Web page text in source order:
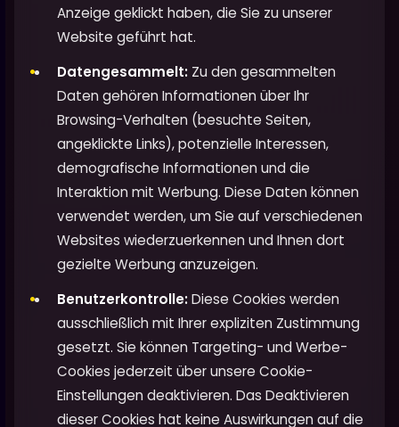
Anzeige geklickt haben, die Sie zu unserer
Website geführt hat.
Datengesammelt: Zu den gesammelten
Daten gehören Informationen über Ihr
Browsing-Verhalten (besuchte Seiten,
angeklickte Links), potenzielle Interessen,
demografische Informationen und die
Interaktion mit Werbung. Diese Daten können
verwendet werden, um Sie auf verschiedenen
Websites wiederzuerkennen und Ihnen dort
gezielte Werbung anzuzeigen.
Benutzerkontrolle:Diese Cookies werden
ausschließlich mit Ihrer expliziten Zustimmung
gesetzt. Sie können Targeting- und Werbe-
Cookies jederzeit über unsere Cookie-
Einstellungen deaktivieren. Das Deaktivieren
dieser Cookies hat keine Auswirkungen auf die